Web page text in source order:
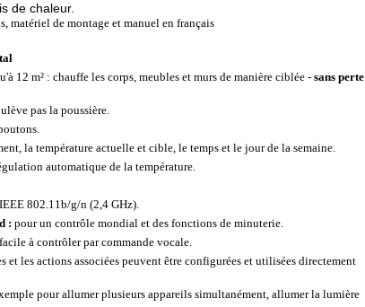
de chaleur.
matériel de montage et manuel en français
12 m² : chauffe les corps, meubles et murs de manière ciblée - sans perte
pas la poussière.
la température actuelle et cible, le temps et le jour de la semaine.
automatique de la température.
802.11b/g/n (2,4 GHz).
: pour un contrôle mondial et des fonctions de minuterie.
facile à contrôler par commande vocale.
et les actions associées peuvent être configurées et utilisées directement
pour allumer plusieurs appareils simultanément, allumer la lumière